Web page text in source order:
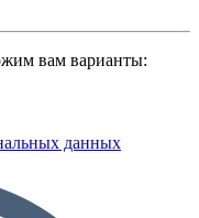
вам варианты:
данных